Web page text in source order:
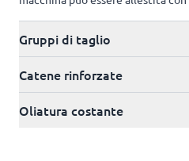
Gruppi di taglio
Catene rinforzate
Oliatura costante